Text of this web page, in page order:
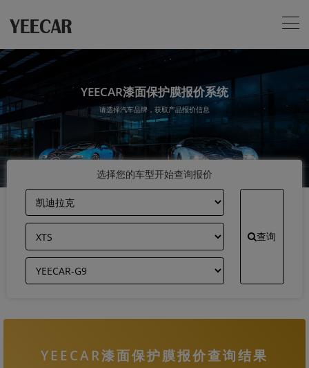
YEECAR漆面保护膜报价系统
请选择汽车品牌，获取产品报价信息
选择您的车型开始查询报价
查询
YEECAR漆面保护膜报价查询结果